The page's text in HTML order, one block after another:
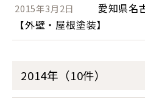
2015年3月2日
愛知県名
【外壁・屋根塗装】
2014年（10件）